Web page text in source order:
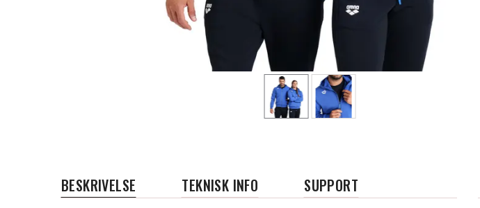
BESKRIVELSE TEKNISK INFO SUPPORT